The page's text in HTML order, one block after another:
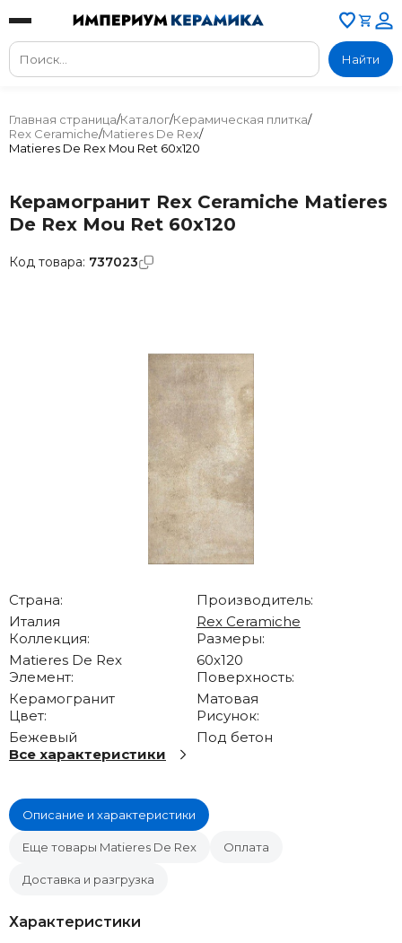
Найти
Главная страница/Каталог/Керамическая плитка/
Rex Ceramiche/Matieres De Rex/
Matieres De Rex Mou Ret 60x120
Керамогранит Rex Ceramiche Matieres
De Rex Mou Ret 60x120
Страна:
Италия
Производитель:
Rex Ceramiche
Коллекция:
Matieres De Rex
Размеры:
60x120
Элемент:
Керамогранит
Поверхность:
Матовая
Цвет:
Бежевый
Рисунок:
Под бетон
Все характеристики
Описание и характеристики
Еще товары Matieres De Rex Оплата
Доставка и разгрузка
Характеристики
Код товара: 737023